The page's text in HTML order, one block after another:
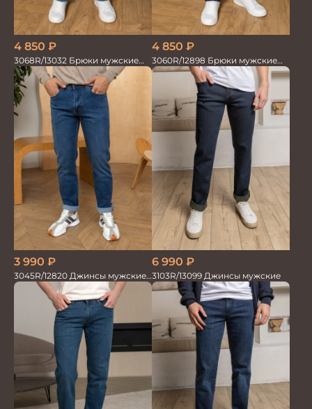
4 850 ₽
3068R/13032 Брюки мужские
MAC PERSON синий
4 850 ₽
3060R/12898 Брюки мужские
MAC PERSON
3 990 ₽
3045R/12820 Джинсы мужские
синий
6 990 ₽
3103R/13099 Джинсы мужские